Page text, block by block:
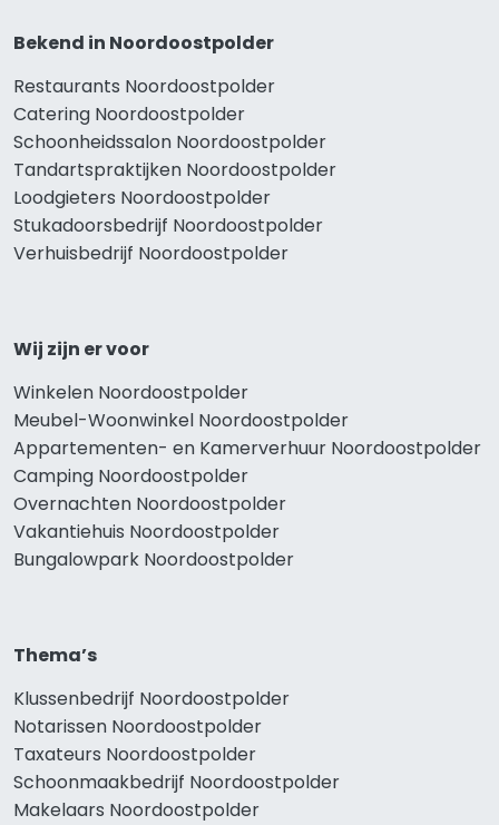
Bekend in Noordoostpolder
Restaurants Noordoostpolder
Catering Noordoostpolder
Schoonheidssalon Noordoostpolder
Tandartspraktijken Noordoostpolder
Loodgieters Noordoostpolder
Stukadoorsbedrijf Noordoostpolder
Verhuisbedrijf Noordoostpolder
Wij zijn er voor
Winkelen Noordoostpolder
Meubel-Woonwinkel Noordoostpolder
Appartementen- en Kamerverhuur Noordoostpolder
Camping Noordoostpolder
Overnachten Noordoostpolder
Vakantiehuis Noordoostpolder
Bungalowpark Noordoostpolder
Thema’s
Klussenbedrijf Noordoostpolder
Notarissen Noordoostpolder
Taxateurs Noordoostpolder
Schoonmaakbedrijf Noordoostpolder
Makelaars Noordoostpolder